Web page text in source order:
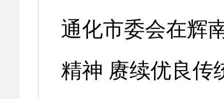
通化市委会在辉
精神 赓续优良传